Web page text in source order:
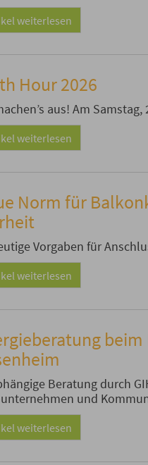
weiterlesen
Hour 2026
aus! Am
weiterlesen
Norm für
Vorgaben für
weiterlesen
Beratung durch
und
weiterlesen